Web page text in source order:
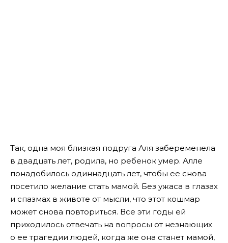
Так, одна моя близкая подруга Аля забеременела
в двадцать лет, родила, но ребенок умер. Алле
понадобилось одиннадцать лет, чтобы ее снова
посетило желание стать мамой. Без ужаса в глазах
и спазмах в животе от мысли, что этот кошмар
может снова повториться. Все эти годы ей
приходилось отвечать на вопросы от незнающих
о ее трагедии людей, когда же она станет мамой,